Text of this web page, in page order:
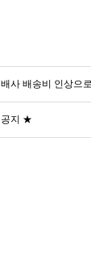
사 배송비 인상으
공지 ★